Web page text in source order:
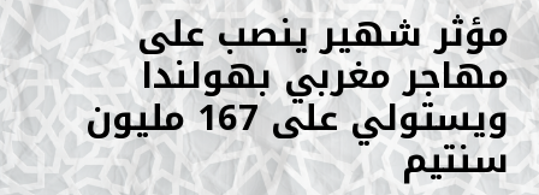
مؤثر شهير ينصب على
مهاجر مغربي بهولندا
ويستولي على 167 مليون
سنتيم